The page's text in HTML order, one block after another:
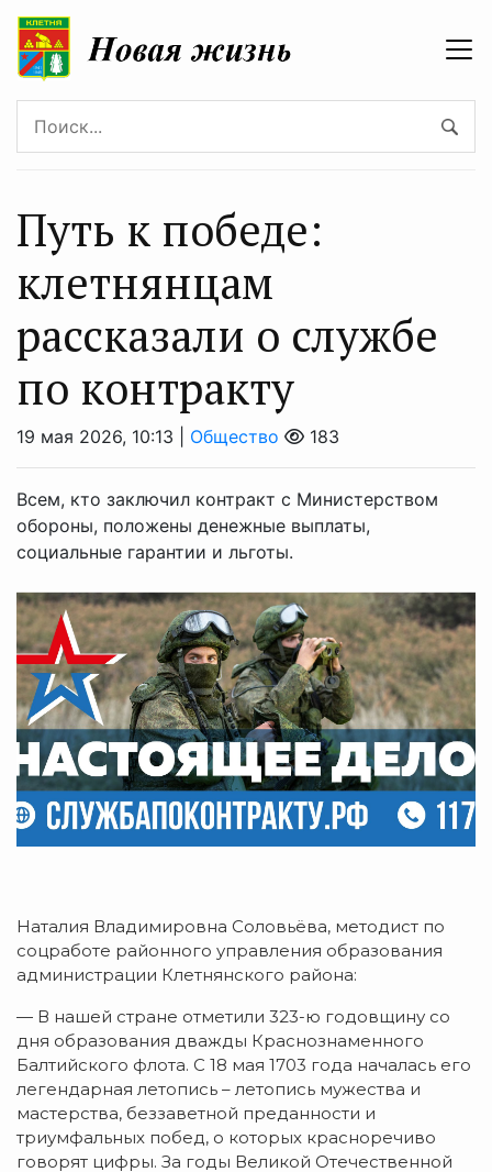
Путь к победе:
клетнянцам
рассказали о службе
по контракту
19 мая 2026, 10:13 | Общество 183
Всем, кто заключил контракт с Министерством
обороны, положены денежные выплаты,
социальные гарантии и льготы.
Наталия Владимировна Соловьёва, методист по
соцработе районного управления образования
администрации Клетнянского района:
— В нашей стране отметили 323-ю годовщину со
дня образования дважды Краснознаменного
Балтийского флота. С 18 мая 1703 года началась его
легендарная летопись – летопись мужества и
мастерства, беззаветной преданности и
триумфальных побед, о которых красноречиво
говорят цифры. За годы Великой Отечественной